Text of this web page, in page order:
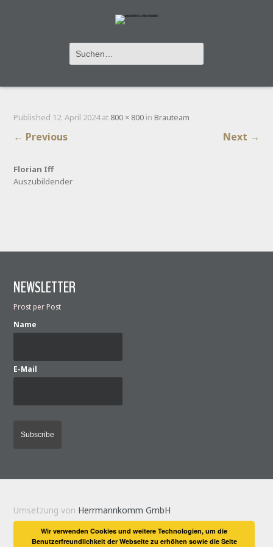
FLÖRU_WEB
Published 12. April 2024at 800 × 800 in Brauteam
← Previous Next →
Florian Iff
Auszubildender
NEWSLETTER
Prost per Post
Name
E-Mail
Umsetzung von Herrmannkomm GmbH
Wir verwenden Cookies und weitere Technologien, um die
Benutzerfreundlichkeit der Webseite zu erhöhen sowie die Seite